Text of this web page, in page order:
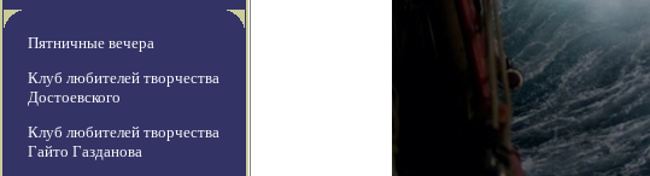
Пятничные вечера
Клуб любителей творчества
Достоевского
Клуб любителей творчества
Гайто Газданова